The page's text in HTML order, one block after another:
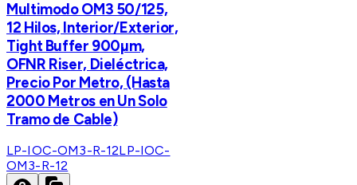
Multimodo OM3 50/125,
12 Hilos, Interior/Exterior,
Tight Buffer 900µm,
OFNR Riser, Dieléctrica,
Precio Por Metro, (Hasta
2000 Metros en Un Solo
Tramo de Cable)
LP-IOC-OM3-R-12LP-IOC-
OM3-R-12